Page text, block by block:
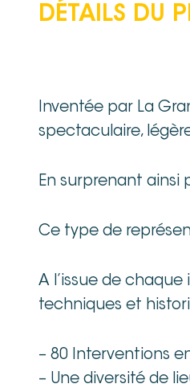
DÉTAILS DU
Inventée par La
spectaculaire,
En surprenant ainsi
Ce type de
A l’issue de
techniques et
– 80 Interventions
– Une diversité de